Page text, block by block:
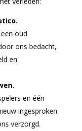
oud
ons bedacht,
en
en één
ingesproken.
verzorgd.